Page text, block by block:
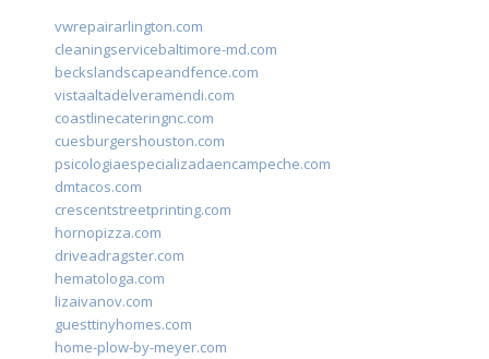
vwrepairarlington.com
cleaningservicebaltimore-md.com
beckslandscapeandfence.com
vistaaltadelveramendi.com
coastlinecateringnc.com
cuesburgershouston.com
psicologiaespecializadaencampeche.com
dmtacos.com
crescentstreetprinting.com
hornopizza.com
driveadragster.com
hematologa.com
lizaivanov.com
guesttinyhomes.com
home-plow-by-meyer.com